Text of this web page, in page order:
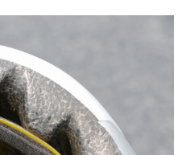
b
o
o
k